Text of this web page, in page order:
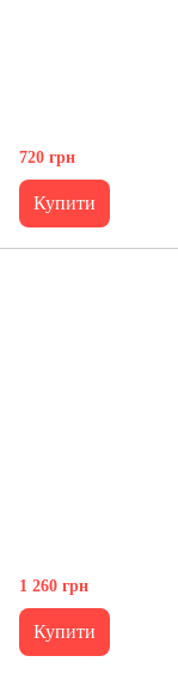
720 грн
Купити
1 260 грн
Купити